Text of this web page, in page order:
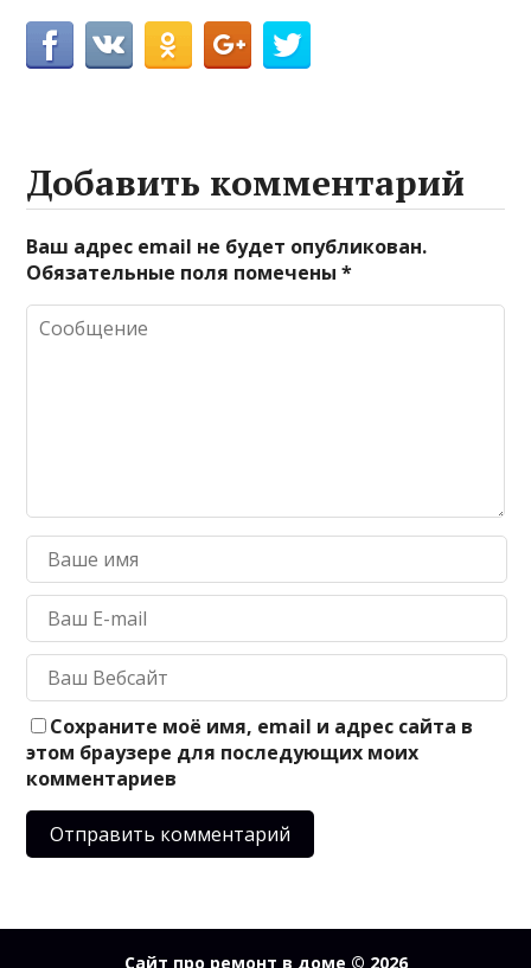
Добавить комментарий
Ваш адрес email не будет опубликован.
Обязательные поля помечены*
Сохраните моё имя, email и адрес сайта в
этом браузере для последующих моих
комментариев
Сайт про ремонт в доме © 2026